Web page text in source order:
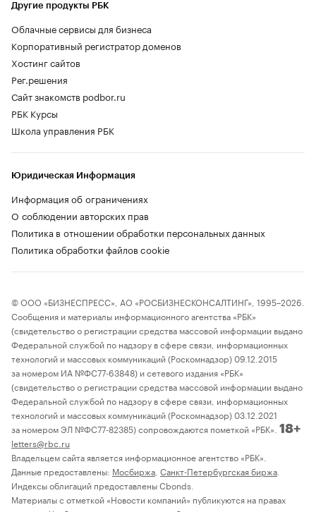
Другие продукты РБК
Облачные сервисы для бизнеса
Корпоративный регистратор доменов
Хостинг сайтов
Рег.решения
Сайт знакомств podbor.ru
РБК Курсы
Школа управления РБК
Юридическая Информация
Информация об ограничениях
О соблюдении авторских прав
Политика в отношении обработки персональных данных
Политика обработки файлов cookie
© ООО «БИЗНЕСПРЕСС», АО «РОСБИЗНЕСКОНСАЛТИНГ», 1995–2026.
Сообщения и материалы информационного агентства «РБК»
(свидетельство о регистрации средства массовой информации выдано
Федеральной службой по надзору в сфере связи, информационных
технологий и массовых коммуникаций (Роскомнадзор) 09.12.2015
за номером ИА №ФС77-63848) и сетевого издания «РБК»
(свидетельство о регистрации средства массовой информации выдано
Федеральной службой по надзору в сфере связи, информационных
технологий и массовых коммуникаций (Роскомнадзор) 03.12.2021
за номером ЭЛ №ФС77-82385) сопровождаются пометкой «РБК». 18+
letters@rbc.ru
Владельцем сайта является информационное агентство «РБК».
Данные предоставлены: Мосбиржа Санкт-Петербургская биржа
Индексы облигаций предоставлены Cbonds.
Материалы с отметкой «Новости компаний» публикуются на правах